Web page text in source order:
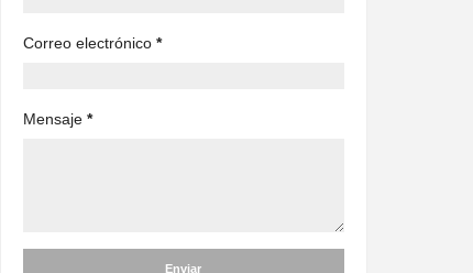
Correo electrónico *
Mensaje *